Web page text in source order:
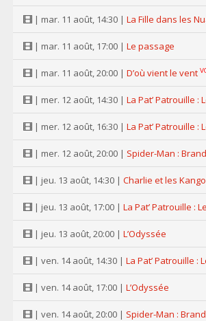
| mar. 11 août, 14:30 | La Fille dans les
| mar. 11 août, 17:00 | Le passage
| mar. 11 août, 20:00 | D’où vient le vent
| mer. 12 août, 14:30 | La Pat’ Patrouille :
| mer. 12 août, 16:30 | La Pat’ Patrouille :
| mer. 12 août, 20:00 | Spider-Man :
| jeu. 13 août, 14:30 | Charlie et les
| jeu. 13 août, 17:00 | La Pat’ Patrouille :
| jeu. 13 août, 20:00 | L’Odyssée
| ven. 14 août, 14:30 | La Pat’ Patrouille :
| ven. 14 août, 17:00 | L’Odyssée
| ven. 14 août, 20:00 | Spider-Man :